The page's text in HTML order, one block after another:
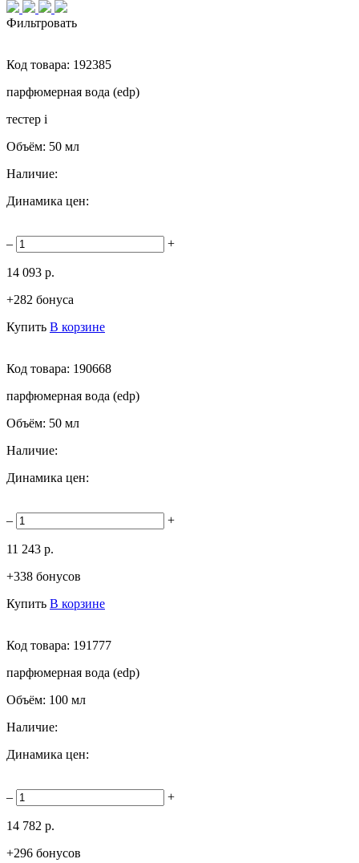
Фильтровать
Код товара: 192385
парфюмерная вода (edp)
тестер i
Объём: 50 мл
Наличие:
Динамика цен:
– +
14 093 р.
+282 бонуса
Купить В корзине
Код товара: 190668
парфюмерная вода (edp)
Объём: 50 мл
Наличие:
Динамика цен:
– +
11 243 р.
+338 бонусов
Купить В корзине
Код товара: 191777
парфюмерная вода (edp)
Объём: 100 мл
Наличие:
Динамика цен:
– +
14 782 р.
+296 бонусов